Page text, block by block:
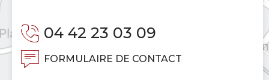
04 42 23 03 09
FORMULAIRE DE CONTACT